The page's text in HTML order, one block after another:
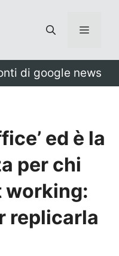
Menu
di google news
ed è la
per chi
working:
replicarla